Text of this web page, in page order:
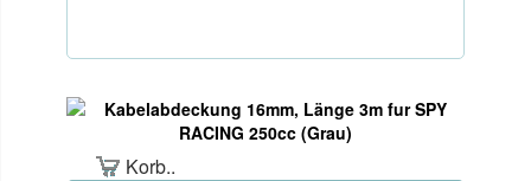
Korb..